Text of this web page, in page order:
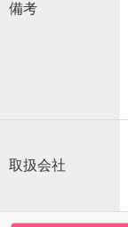
備考
取扱会社